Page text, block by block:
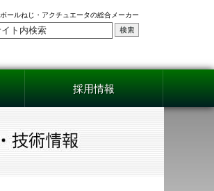
ボールねじ・アクチュエータの総合メーカー
採用情報